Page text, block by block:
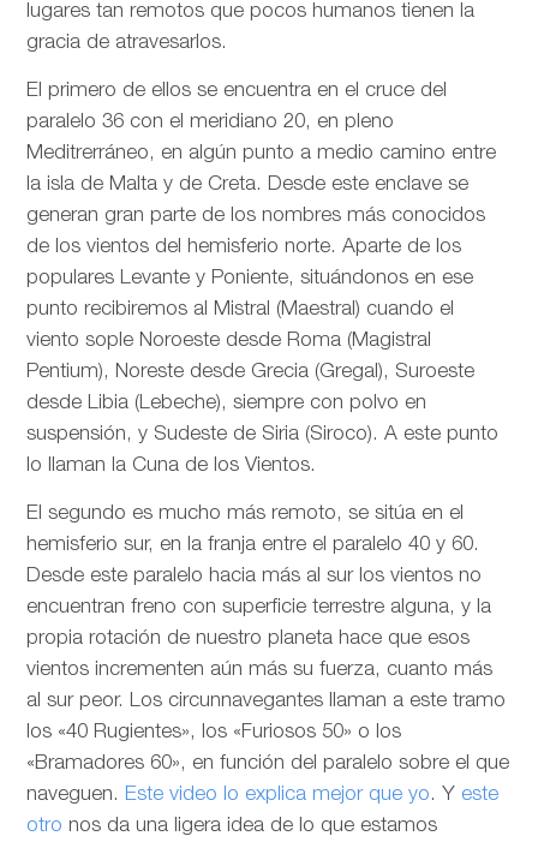
lugares tan remotos que pocos humanos tienen la
gracia de atravesarlos.
El primero de ellos se encuentra en el cruce del
paralelo 36 con el meridiano 20, en pleno
Meditrerráneo, en algún punto a medio camino entre
la isla de Malta y de Creta. Desde este enclave se
generan gran parte de los nombres más conocidos
de los vientos del hemisferio norte. Aparte de los
populares Levante y Poniente, situándonos en ese
punto recibiremos al Mistral (Maestral) cuando el
viento sople Noroeste desde Roma (Magistral
Pentium), Noreste desde Grecia (Gregal), Suroeste
desde Libia (Lebeche), siempre con polvo en
suspensión, y Sudeste de Siria (Siroco). A este punto
lo llaman la Cuna de los Vientos.
El segundo es mucho más remoto, se sitúa en el
hemisferio sur, en la franja entre el paralelo 40 y 60.
Desde este paralelo hacia más al sur los vientos no
encuentran freno con superficie terrestre alguna, y la
propia rotación de nuestro planeta hace que esos
vientos incrementen aún más su fuerza, cuanto más
al sur peor. Los circunnavegantes llaman a este tramo
los «40 Rugientes», los «Furiosos 50» o los
«Bramadores 60», en función del paralelo sobre el que
naveguen. Este video lo explica mejor que yo. Y este
otro nos da una ligera idea de lo que estamos